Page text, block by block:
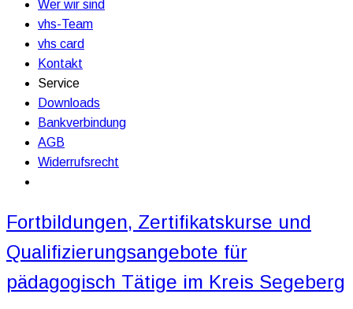
Wer wir sind
vhs-Team
vhs card
Kontakt
Service
Downloads
Bankverbindung
AGB
Widerrufsrecht
Fortbildungen, Zertifikatskurse und
Qualifizierungsangebote für
pädagogisch Tätige im Kreis Segeberg